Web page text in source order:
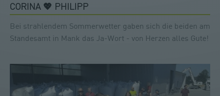
CORINA 💖 PHILIPP
Bei strahlendem Sommerwetter gaben sich die beiden am
Standesamt in Mank das Ja-Wort - von Herzen alles Gute!